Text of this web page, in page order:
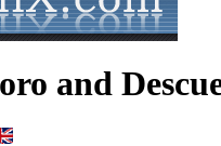
and